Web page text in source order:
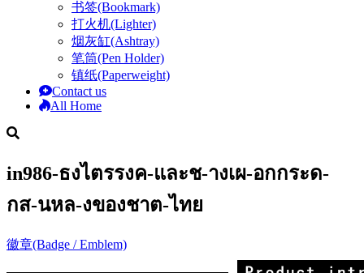
书签(Bookmark)
打火机(Lighter)
烟灰缸(Ashtray)
笔筒(Pen Holder)
镇纸(Paperweight)
Contact us
All Home
in986-ธงไตรรงค-และช-างเผ-อกกระด-
กส-นหล-งของชาต-ไทย
徽章(Badge / Emblem)